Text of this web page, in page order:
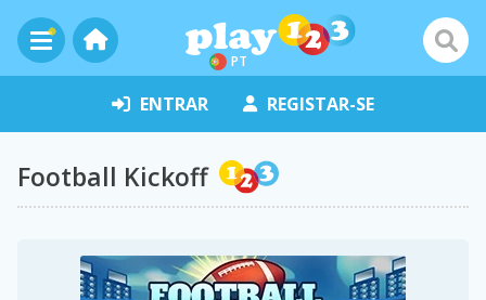
PT
ENTRAR REGISTAR-SE
Football Kickoff